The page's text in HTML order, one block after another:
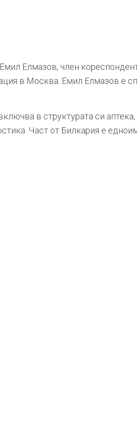
Елмазов, член
в Москва. Емил Елмазов е
в структурата си
Част от Билкария е